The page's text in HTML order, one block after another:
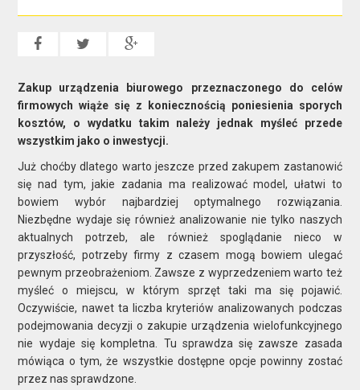
Zakup urządzenia biurowego przeznaczonego do celów
firmowych wiąże się z koniecznością poniesienia sporych
kosztów, o wydatku takim należy jednak myśleć przede
wszystkim jako o inwestycji.
Już choćby dlatego warto jeszcze przed zakupem zastanowić
się nad tym, jakie zadania ma realizować model, ułatwi to
bowiem wybór najbardziej optymalnego rozwiązania.
Niezbędne wydaje się również analizowanie nie tylko naszych
aktualnych potrzeb, ale również spoglądanie nieco w
przyszłość, potrzeby firmy z czasem mogą bowiem ulegać
pewnym przeobrażeniom. Zawsze z wyprzedzeniem warto też
myśleć o miejscu, w którym sprzęt taki ma się pojawić.
Oczywiście, nawet ta liczba kryteriów analizowanych podczas
podejmowania decyzji o zakupie urządzenia wielofunkcyjnego
nie wydaje się kompletna. Tu sprawdza się zawsze zasada
mówiąca o tym, że wszystkie dostępne opcje powinny zostać
przez nas sprawdzone.